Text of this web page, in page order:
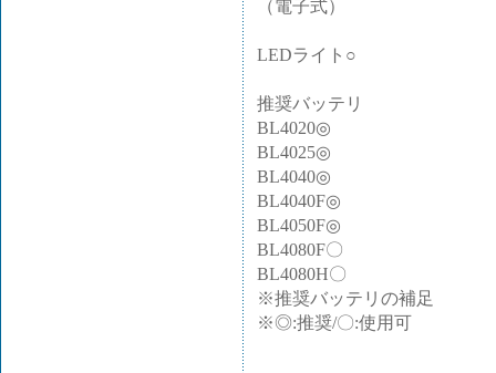
（電子式）
LEDライト○
推奨バッテリ
BL4020◎
BL4025◎
BL4040◎
BL4040F◎
BL4050F◎
BL4080F〇
BL4080H〇
※推奨バッテリの補足
※◎:推奨/〇:使用可